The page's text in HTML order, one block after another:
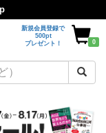
新規会員登録で
500pt
プレゼント！
0